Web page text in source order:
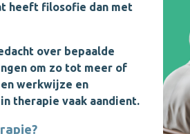
heeft filosofie dan met
over bepaalde
om zo tot meer of
werkwijze en
therapie vaak aandient.